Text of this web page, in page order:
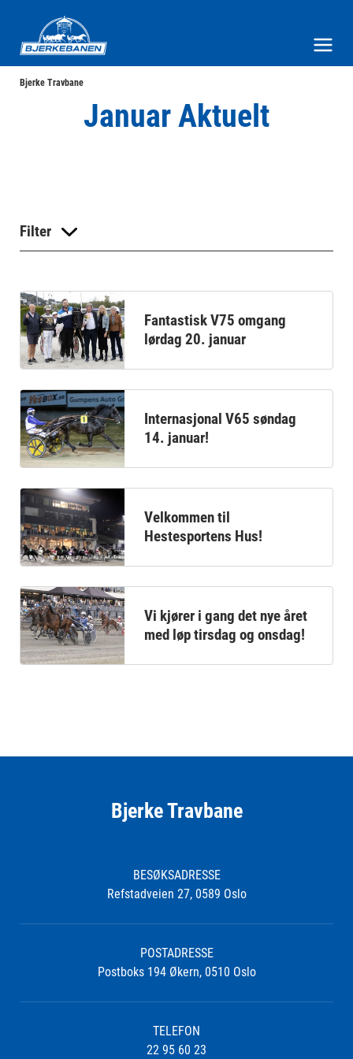
Bjerke Travbane
Januar Aktuelt
Filter
Fantastisk V75 omgang
lørdag 20. januar
Internasjonal V65 søndag
14. januar!
Velkommen til
Hestesportens Hus!
Vi kjører i gang det nye året
med løp tirsdag og onsdag!
Bjerke Travbane
BESØKSADRESSE
Refstadveien 27, 0589 Oslo
POSTADRESSE
Postboks 194 Økern, 0510 Oslo
TELEFON
22 95 60 23